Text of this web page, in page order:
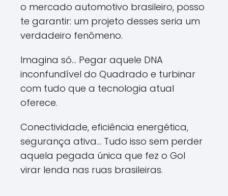
o mercado automotivo brasileiro, posso
te garantir: um projeto desses seria um
verdadeiro fenômeno.
Imagina só... Pegar aquele DNA
inconfundível do Quadrado e turbinar
com tudo que a tecnologia atual
oferece.
Conectividade, eficiência energética,
segurança ativa... Tudo isso sem perder
aquela pegada única que fez o Gol
virar lenda nas ruas brasileiras.